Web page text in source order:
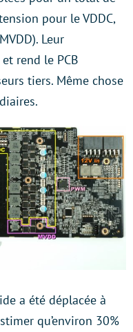
pour le VDDC,
Leur
rend le PCB
tiers. Même chose
a été déplacée à
qu’environ 30%